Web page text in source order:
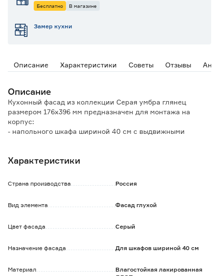
Бесплатно В магазине
Замер кухни
Описание Характеристики Советы Отзывы
Описание
Кухонный фасад из коллекции Серая умбра глянец
размером 176х396 мм предназначен для монтажа на
корпус:
- напольного шкафа шириной 40 см с выдвижными
- кромка изготовлена из ABS-пластика, толщина всего 1
излучению, стойкость к износу и простота в уходе;
позволяет установить фасад самостоятельно, не
Уход: протирать влажной тканью, смоченной в любом
Характеристики
Страна производства Россия
Вид элемента Фасад глухой
Цвет фасада Серый
Назначение фасада Для шкафов шириной 40 см
Материал
Влагостойкая лакированная